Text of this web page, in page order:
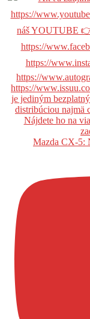
Mazda CX-5: